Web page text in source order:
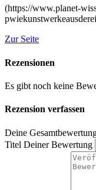
(https://www.planet-
Zur Seite
Rezensionen
Es gibt noch keine
Rezension verfassen
Deine
Titel Deiner Bewertung